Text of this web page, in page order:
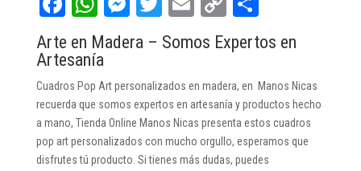
bo
ok
ha
ts
A
pp
se
ng
er
wi
tt
er
ail y
Li
nk
m
pa
rti
r
Arte en Madera – Somos Expertos en
Artesanía
Cuadros Pop Art personalizados en madera, en Manos Nicas
recuerda que somos expertos en artesanía y productos hecho
a mano, Tienda Online Manos Nicas presenta estos cuadros
pop art personalizados con mucho orgullo, esperamos que
disfrutes tú producto. Si tienes más dudas, puedes